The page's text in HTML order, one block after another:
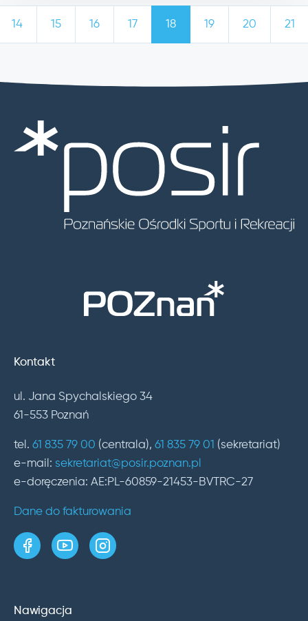
14 15 16 17 18 19 20 21
Kontakt
ul. Jana Spychalskiego 34
61-553 Poznań
tel. 61 835 79 00 (centrala), 61 835 79 01 (sekretariat)
e-mail: sekretariat@posir.poznan.pl
e-doręczenia: AE:PL-60859-21453-BVTRC-27
Dane do fakturowania
strona w serwisie Facebook
kanał w serwisie YouTube
profil w serwisie Instagram
Nawigacja